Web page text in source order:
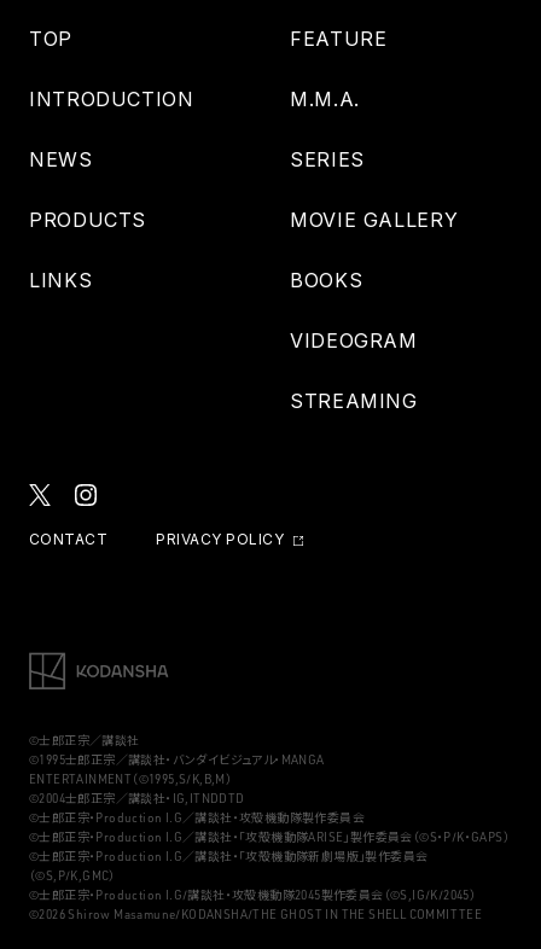
詳細
TOP
INTRODUCTION
NEWS
PRODUCTS
LINKS
FEATURE
M.M.A.
SERIES
MOVIE GALLERY
BOOKS
VIDEOGRAM
STREAMING
CONTACT PRIVACY POLICY
©士郎正宗／講談社
©1995士郎正宗／講談社・バンダイビジュアル・MANGA
ENTERTAINMENT（©1995,S/K,B,M）
©2004士郎正宗／講談社・IG,ITNDDTD
©士郎正宗・Production I.G／講談社・攻殻機動隊製作委員会
©士郎正宗・Production I.G／講談社・「攻殻機動隊ARISE」製作委員会（©S・P/K・GAPS）
©士郎正宗・Production I.G／講談社・「攻殻機動隊新劇場版」製作委員会
（©S,P/K,GMC）
©士郎正宗・Production I.G/講談社・攻殻機動隊2045製作委員会（©S,IG/K/2045）
©2026 Shirow Masamune/KODANSHA/THE GHOST IN THE SHELL COMMITTEE